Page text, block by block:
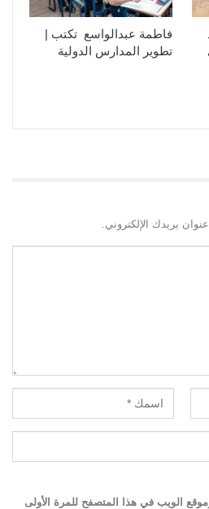
فاطمة عبدالواسع تكتب |
تطوير المدارس الدولية
بريدك الإلكتروني.
الويب في هذا المتصفح للمرة الأولى